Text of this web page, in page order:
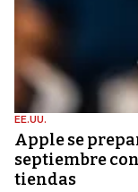
EE.UU.
Apple se
septiembre
tiendas